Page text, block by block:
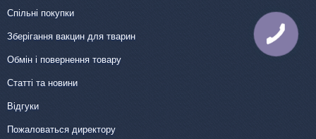
Спільні покупки
Зберігання вакцин для тварин
Обмін і повернення товару
Статті та новини
Відгуки
Пожаловаться директору
КНОПКА
ЗВ'ЯЗКУ